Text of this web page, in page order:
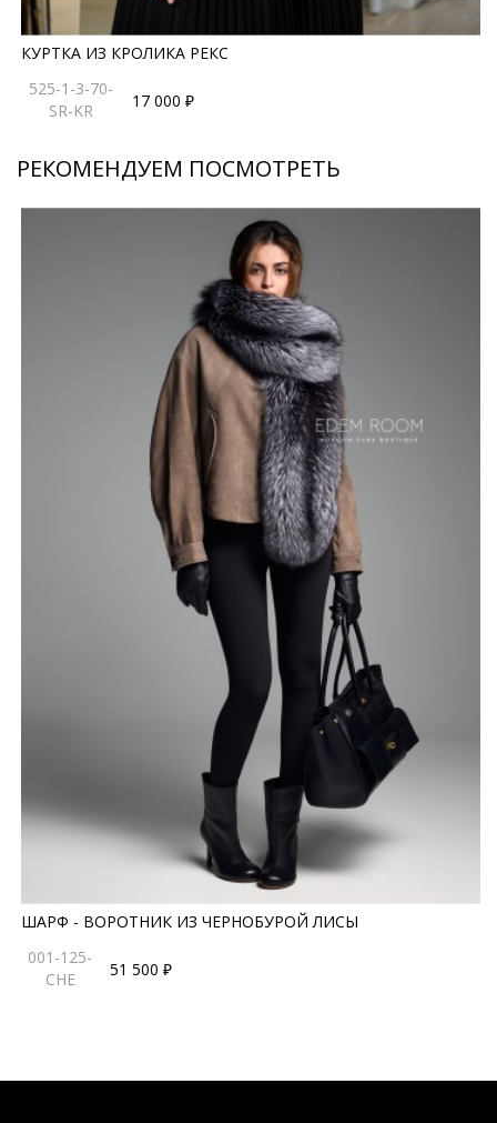
КУРТКА ИЗ КРОЛИКА РЕКС
525-1-3-70-
SR-KR
17 000 ₽
РЕКОМЕНДУЕМ ПОСМОТРЕТЬ
ШАРФ - ВОРОТНИК ИЗ ЧЕРНОБУРОЙ ЛИСЫ
001-125-
CHE
51 500 ₽